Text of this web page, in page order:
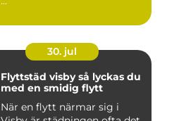
30. jul
Flyttstäd visby så lyckas du
med en smidig flytt
När en flytt närmar sig i